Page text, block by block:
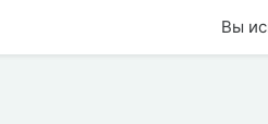
Вы